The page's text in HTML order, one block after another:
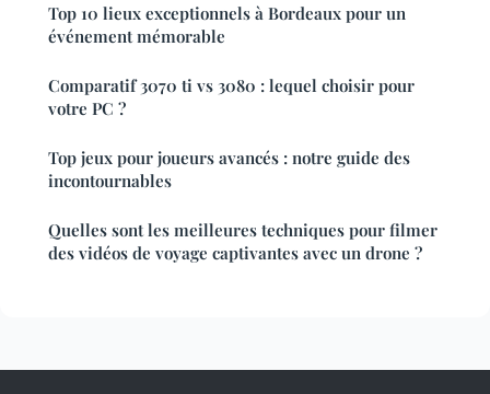
Top 10 lieux exceptionnels à Bordeaux pour un
événement mémorable
Comparatif 3070 ti vs 3080 : lequel choisir pour
votre PC ?
Top jeux pour joueurs avancés : notre guide des
incontournables
Quelles sont les meilleures techniques pour filmer
des vidéos de voyage captivantes avec un drone ?